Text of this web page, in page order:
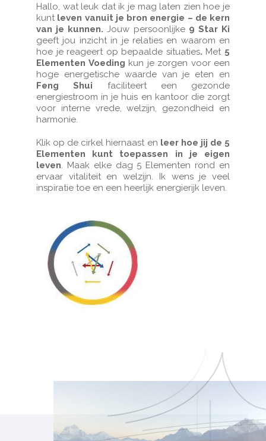
Hallo, wat leuk dat ik je mag laten zien hoe je
kunt leven vanuit je bron energie – de kern
van je kunnen.Jouw persoonlijke 9 Star Ki
geeft jou inzicht in je relaties en waarom en
hoe je reageert op bepaalde situaties. Met 5
Elementen Voeding kun je zorgen voor een
hoge energetische waarde van je eten en
Feng Shui faciliteert een gezonde
energiestroom in je huis en kantoor die zorgt
voor interne vrede, welzijn, gezondheid en
harmonie.
Klik op de cirkel hiernaast en leer hoe jij de 5
Elementen kunt toepassen in je eigen
leven. Maak elke dag 5 Elementen rond en
ervaar vitaliteit en welzijn. Ik wens je veel
inspiratie toe en een heerlijk energierijk leven.